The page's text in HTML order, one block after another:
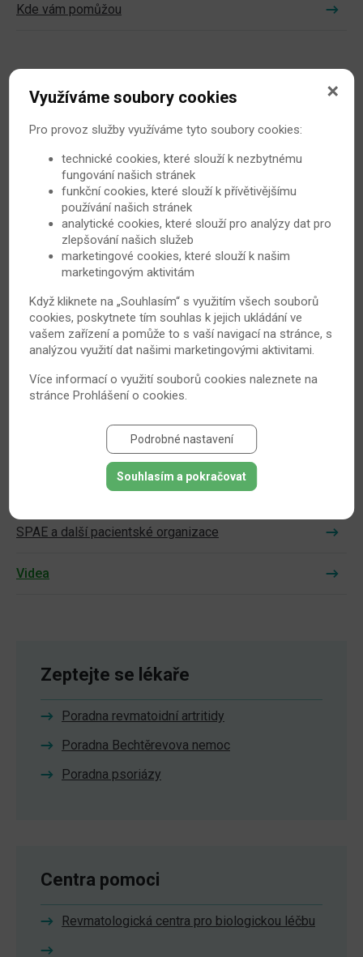
Kde vám pomůžou
Život s psoriázou
Péče o pokožku
Ostatní
Psoriatická artritida
Nejčastější otázky
SPAE a další pacientské organizace
Videa
Zeptejte se lékaře
Poradna revmatoidní artritidy
Poradna Bechtěrevova nemoc
Poradna psoriázy
Centra pomoci
Revmatologická centra pro biologickou léčbu
Využíváme soubory cookies
Pro provoz služby využíváme tyto soubory cookies:
technické cookies, které slouží k nezbytnému
fungování našich stránek
funkční cookies, které slouží k přívětivějšímu
používání našich stránek
analytické cookies, které slouží pro analýzy dat pro
zlepšování našich služeb
marketingové cookies, které slouží k našim
marketingovým aktivitám
Když kliknete na „Souhlasím“ s využitím všech souborů
cookies, poskytnete tím souhlas k jejich ukládání ve
vašem zařízení a pomůže to s vaší navigací na stránce, s
analýzou využití dat našimi marketingovými aktivitami.
Více informací o využití souborů cookies naleznete na
stránceProhlášení o cookies.
Podrobné nastavení
Souhlasím a pokračovat